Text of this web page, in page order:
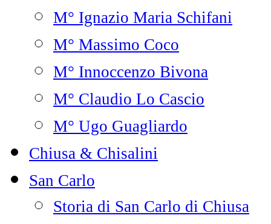
M° Ignazio Maria Schifani
M° Massimo Coco
M° Innoccenzo Bivona
M° Claudio Lo Cascio
M° Ugo Guagliardo
Chiusa & Chisalini
San Carlo
Storia di San Carlo di Chiusa